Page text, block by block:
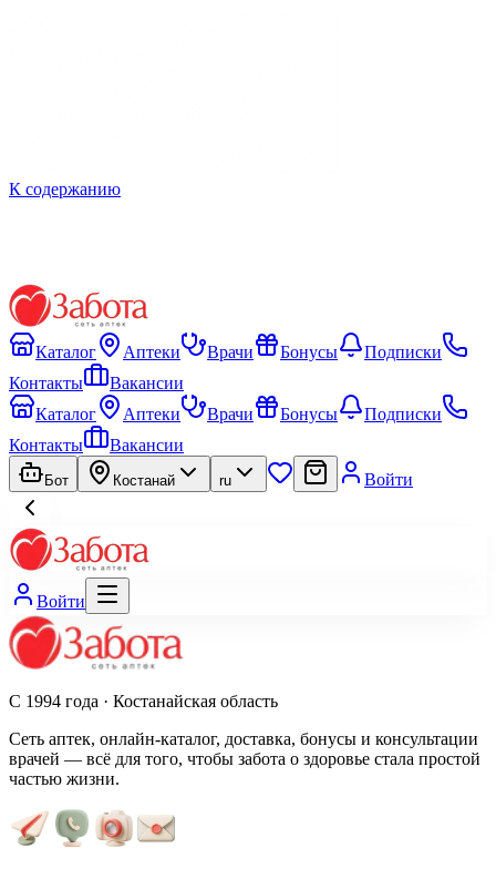
К содержанию
Каталог Аптеки Врачи Бонусы
Подписки
Контакты
Вакансии
Каталог
Аптеки Врачи Бонусы
Подписки
Контакты
Вакансии
Бот Костанай ru Войти
Войти
С 1994 года · Костанайская область
Сеть аптек, онлайн-каталог, доставка, бонусы и консультации
врачей — всё для того, чтобы забота о здоровье стала простой
частью жизни.